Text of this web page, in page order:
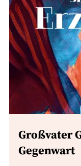
Großvater
Gegenwart